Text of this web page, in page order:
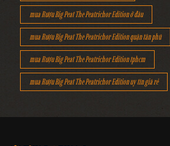
mua Rượu Big Peat The Peatrichor Edition ở đâu
mua Rượu Big Peat The Peatrichor Edition quận tân phú
mua Rượu Big Peat The Peatrichor Edition tphcm
mua Rượu Big Peat The Peatrichor Edition uy tín giá rẻ